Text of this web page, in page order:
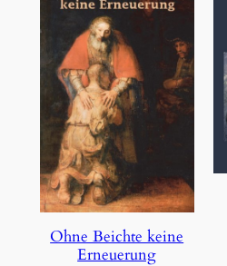
Ohne Beichte keine
Erneuerung